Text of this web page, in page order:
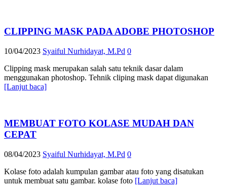
CLIPPING MASK PADA ADOBE PHOTOSHOP
10/04/2023 Syaiful Nurhidayat, M.Pd 0
Clipping mask merupakan salah satu teknik dasar dalam
menggunakan photoshop. Tehnik cliping mask dapat digunakan
[Lanjut baca]
MEMBUAT FOTO KOLASE MUDAH DAN
CEPAT
08/04/2023 Syaiful Nurhidayat, M.Pd 0
Kolase foto adalah kumpulan gambar atau foto yang disatukan
untuk membuat satu gambar. kolase foto [Lanjut baca]